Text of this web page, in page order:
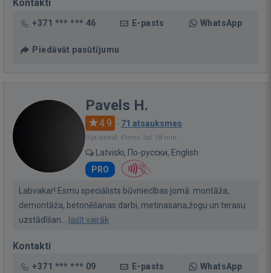
Kontakti
+371 *** *** 46 E-pasts WhatsApp
Piedāvāt pasūtījumu
Pavels H.
4.9 · 71 atsauksmes
Bija vietnē: Pirms 3st. 18 min.
Latviski, По-русски, English
PRO
Labvakar! Esmu speciālists būvniecības jomā: montāža,
demontāža, betonēšanas darbi, metinasana,žogu un terasu
uzstādīšan... lasīt vairāk
Kontakti
+371 *** *** 09 E-pasts WhatsApp